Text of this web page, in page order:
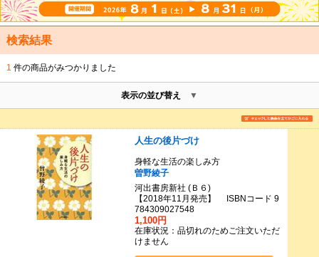
検索結果
1 件の商品がみつかりました
表示の並び替え
人生の後片づけ
身軽な生活の楽しみ方
曽野綾子
河出書房新社 (Ｂ６)
【2018年11月発売】 ISBNコード 9
784309027548
1,100円
在庫状況：品切れのためご注文いただ
けません